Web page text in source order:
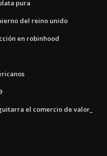
pura
del reino unido
en robinhood
el comercio de valor_